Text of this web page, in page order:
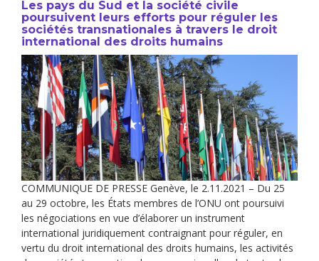
Les pays du Sud et la société civile
poursuivent leurs efforts pour réguler les
sociétés transnationales à travers le droit
international des droits humains
COMMUNIQUE DE PRESSE Genève, le 2.11.2021 – Du 25
au 29 octobre, les États membres de l’ONU ont poursuivi
les négociations en vue d’élaborer un instrument
international juridiquement contraignant pour réguler, en
vertu du droit international des droits humains, les activités